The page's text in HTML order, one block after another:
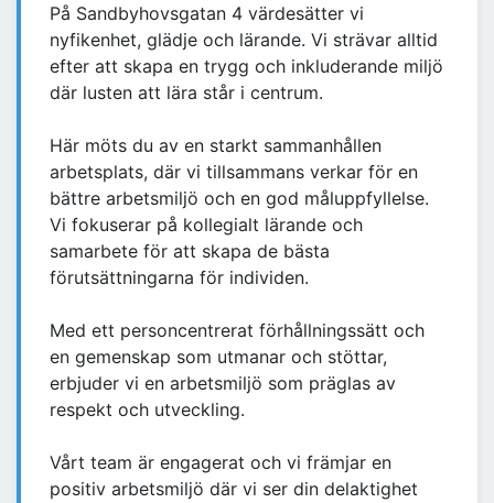
På Sandbyhovsgatan 4 värdesätter vi
nyfikenhet, glädje och lärande. Vi strävar alltid
efter att skapa en trygg och inkluderande miljö
där lusten att lära står i centrum.
Här möts du av en starkt sammanhållen
arbetsplats, där vi tillsammans verkar för en
bättre arbetsmiljö och en god måluppfyllelse.
Vi fokuserar på kollegialt lärande och
samarbete för att skapa de bästa
förutsättningarna för individen.
Med ett personcentrerat förhållningssätt och
en gemenskap som utmanar och stöttar,
erbjuder vi en arbetsmiljö som präglas av
respekt och utveckling.
Vårt team är engagerat och vi främjar en
positiv arbetsmiljö där vi ser din delaktighet